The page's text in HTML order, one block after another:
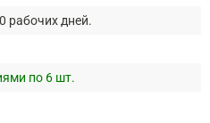
рабочих дней.
по 6 шт.